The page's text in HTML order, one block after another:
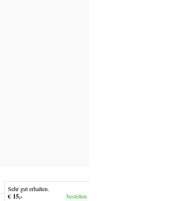
Sehr gut erhalten.
€ 15,- bestellen